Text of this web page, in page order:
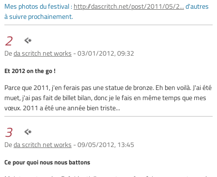
Mes photos du festival : http://dascritch.net/post/2011/05/2...d'autres
à suivre prochainement.
2
Deda scritch net works - 03/01/2012, 09:32
Et 2012 on the go !
Parce que 2011, j'en ferais pas une statue de bronze. Eh ben voilà. J'ai été
muet, j'ai pas fait de billet bilan, donc je le fais en même temps que mes
vœux. 2011 a été une année bien triste...
3
Deda scritch net works - 09/05/2012, 13:45
Ce pour quoi nous nous battons